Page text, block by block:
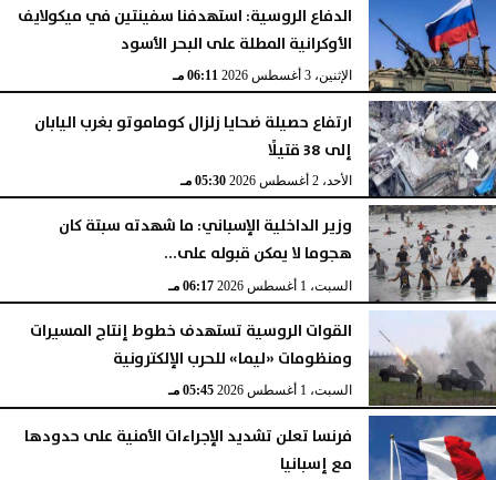
الدفاع الروسية: استهدفنا سفينتين في ميكولايف
الأوكرانية المطلة على البحر الأسود
الإثنين، 3 أغسطس 2026 06:11 مـ
ارتفاع حصيلة ضحايا زلزال كوماموتو بغرب اليابان
إلى 38 قتيلًا
الأحد، 2 أغسطس 2026 05:30 مـ
وزير الداخلية الإسباني: ما شهدته سبتة كان
هجوما لا يمكن قبوله على...
السبت، 1 أغسطس 2026 06:17 مـ
القوات الروسية تستهدف خطوط إنتاج المسيرات
ومنظومات «ليما» للحرب الإلكترونية
السبت، 1 أغسطس 2026 05:45 مـ
فرنسا تعلن تشديد الإجراءات الأمنية على حدودها
مع إسبانيا